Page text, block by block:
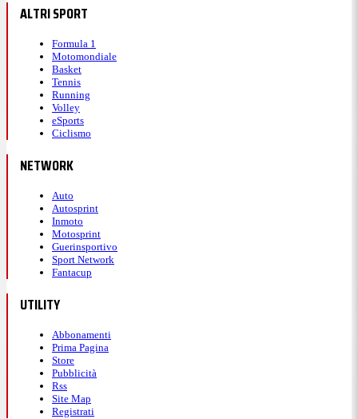
ALTRI SPORT
Formula 1
Motomondiale
Basket
Tennis
Running
Volley
eSports
Ciclismo
NETWORK
Auto
Autosprint
Inmoto
Motosprint
Guerinsportivo
Sport Network
Fantacup
UTILITY
Abbonamenti
Prima Pagina
Store
Pubblicità
Rss
Site Map
Registrati